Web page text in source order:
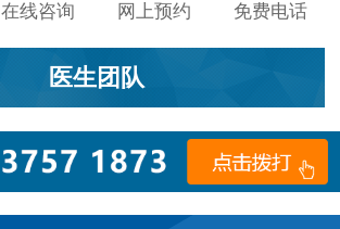
在线咨询 网上预约 免费电话
医生团队